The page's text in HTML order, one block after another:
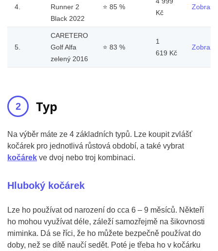
4.
Runner 2
Black 2022
⭐ 85 %
Kč
Zobrazit
5.
CARETERO
Golf Alfa
zelený 2016
⭐ 83 %
1
619 Kč
Zobrazit
Typ
Na výběr máte ze 4 základních typů. Lze koupit zvlášť
kočárek pro jednotlivá růstová období, a také vybrat
kočárek ve dvoj nebo troj kombinaci.
Hluboký kočárek
Lze ho používat od narození do cca 6 – 9 měsíců. Někteří
ho mohou využívat déle, záleží samozřejmě na šikovnosti
miminka. Dá se říci, že ho můžete bezpečně používat do
doby, než se dítě naučí sedět. Poté je třeba ho v kočárku